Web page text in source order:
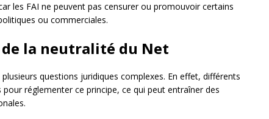
les FAI ne peuvent pas censurer ou promouvoir certains
ou commerciales.
la neutralité du Net
questions juridiques complexes. En effet, différents
réglementer ce principe, ce qui peut entraîner des